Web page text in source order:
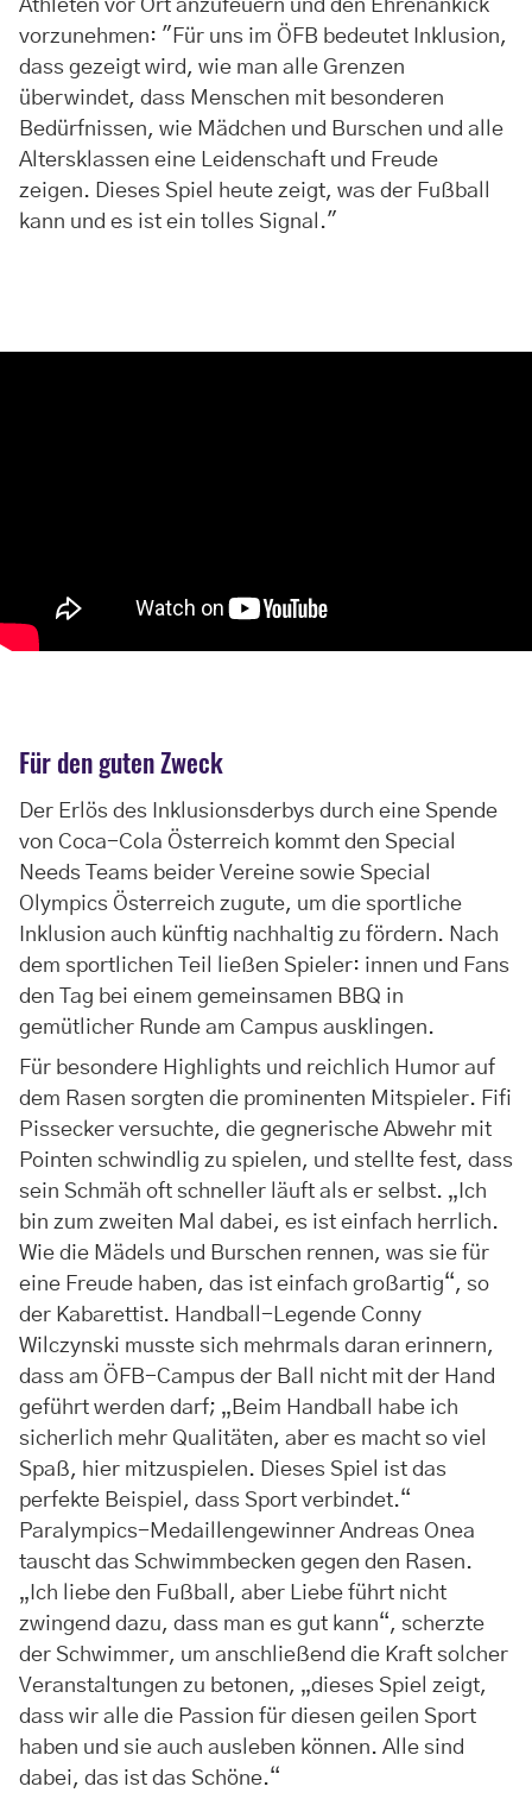
Athleten vor Ort anzufeuern und den Ehrenankick
vorzunehmen: "Für uns im ÖFB bedeutet Inklusion,
dass gezeigt wird, wie man alle Grenzen
überwindet, dass Menschen mit besonderen
Bedürfnissen, wie Mädchen und Burschen und alle
Altersklassen eine Leidenschaft und Freude
zeigen. Dieses Spiel heute zeigt, was der Fußball
kann und es ist ein tolles Signal."
Für den guten Zweck
Der Erlös des Inklusionsderbys durch eine Spende
von Coca-Cola Österreich kommt den Special
Needs Teams beider Vereine sowie Special
Olympics Österreich zugute, um die sportliche
Inklusion auch künftig nachhaltig zu fördern. Nach
dem sportlichen Teil ließen Spieler: innen und Fans
den Tag bei einem gemeinsamen BBQ in
gemütlicher Runde am Campus ausklingen.
Für besondere Highlights und reichlich Humor auf
dem Rasen sorgten die prominenten Mitspieler. Fifi
Pissecker versuchte, die gegnerische Abwehr mit
Pointen schwindlig zu spielen, und stellte fest, dass
sein Schmäh oft schneller läuft als er selbst. „Ich
bin zum zweiten Mal dabei, es ist einfach herrlich.
Wie die Mädels und Burschen rennen, was sie für
eine Freude haben, das ist einfach großartig“, so
der Kabarettist. Handball-Legende Conny
Wilczynski musste sich mehrmals daran erinnern,
dass am ÖFB-Campus der Ball nicht mit der Hand
geführt werden darf; „Beim Handball habe ich
sicherlich mehr Qualitäten, aber es macht so viel
Spaß, hier mitzuspielen. Dieses Spiel ist das
perfekte Beispiel, dass Sport verbindet.“
Paralympics-Medaillengewinner Andreas Onea
tauscht das Schwimmbecken gegen den Rasen.
„Ich liebe den Fußball, aber Liebe führt nicht
zwingend dazu, dass man es gut kann“, scherzte
der Schwimmer, um anschließend die Kraft solcher
Veranstaltungen zu betonen, „dieses Spiel zeigt,
dass wir alle die Passion für diesen geilen Sport
haben und sie auch ausleben können. Alle sind
dabei, das ist das Schöne.“